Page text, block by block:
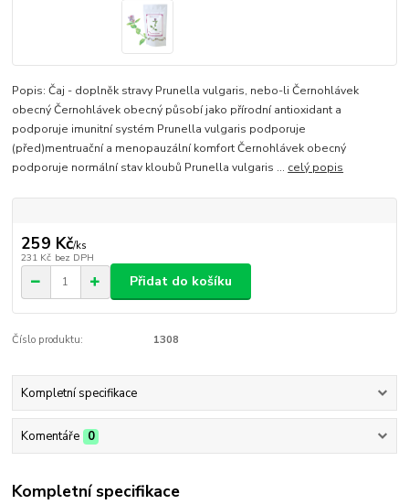
Popis: Čaj - doplněk stravy Prunella vulgaris, nebo-li Černohlávek
obecný Černohlávek obecný působí jako přírodní antioxidant a
podporuje imunitní systém Prunella vulgaris podporuje
(před)mentruační a menopauzální komfort Černohlávek obecný
podporuje normální stav kloubů Prunella vulgaris ... celý popis
259 Kč/ks
231 Kč bez DPH
Přidat do košíku
Číslo produktu: 1308
Kompletní specifikace
Komentáře 0
Kompletní specifikace